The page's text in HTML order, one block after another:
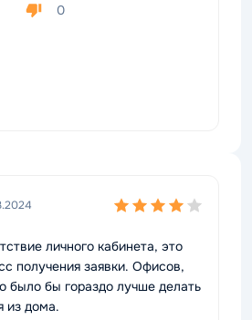
0
личного кабинета, это
получения заявки. Офисов,
было бы гораздо лучше делать
из дома.